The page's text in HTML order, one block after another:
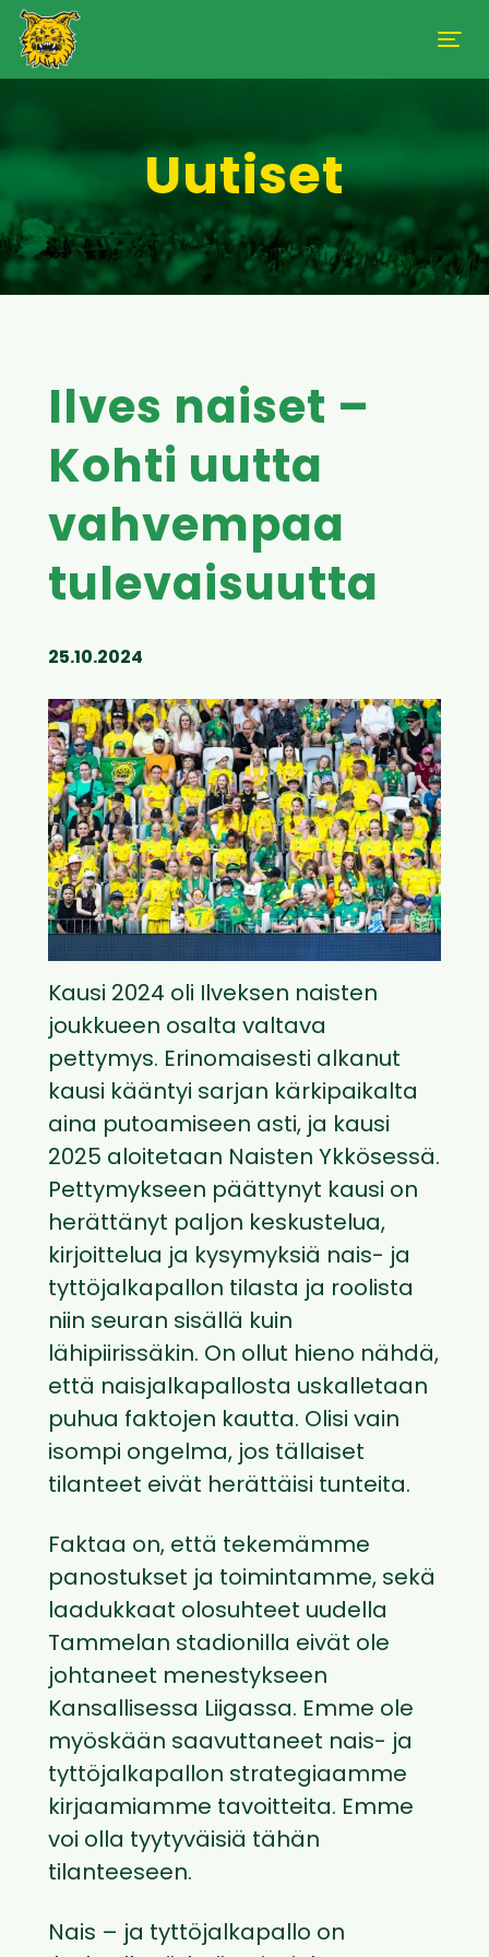
Uutiset
Ilves naiset –
Kohti uutta
vahvempaa
tulevaisuutta
25.10.2024
Kausi 2024 oli Ilveksen naisten
joukkueen osalta valtava
pettymys. Erinomaisesti alkanut
kausi kääntyi sarjan kärkipaikalta
aina putoamiseen asti, ja kausi
2025 aloitetaan Naisten Ykkösessä.
Pettymykseen päättynyt kausi on
herättänyt paljon keskustelua,
kirjoittelua ja kysymyksiä nais- ja
tyttöjalkapallon tilasta ja roolista
niin seuran sisällä kuin
lähipiirissäkin. On ollut hieno nähdä,
että naisjalkapallosta uskalletaan
puhua faktojen kautta. Olisi vain
isompi ongelma, jos tällaiset
tilanteet eivät herättäisi tunteita.
Faktaa on, että tekemämme
panostukset ja toimintamme, sekä
laadukkaat olosuhteet uudella
Tammelan stadionilla eivät ole
johtaneet menestykseen
Kansallisessa Liigassa. Emme ole
myöskään saavuttaneet nais- ja
tyttöjalkapallon strategiaamme
kirjaamiamme tavoitteita. Emme
voi olla tyytyväisiä tähän
tilanteeseen.
Nais – ja tyttöjalkapallo on